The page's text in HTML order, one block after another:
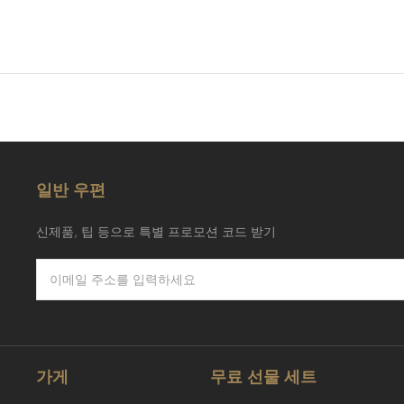
일반 우편
신제품, 팁 등으로 특별 프로모션 코드 받기
가게 무료 선물 세트